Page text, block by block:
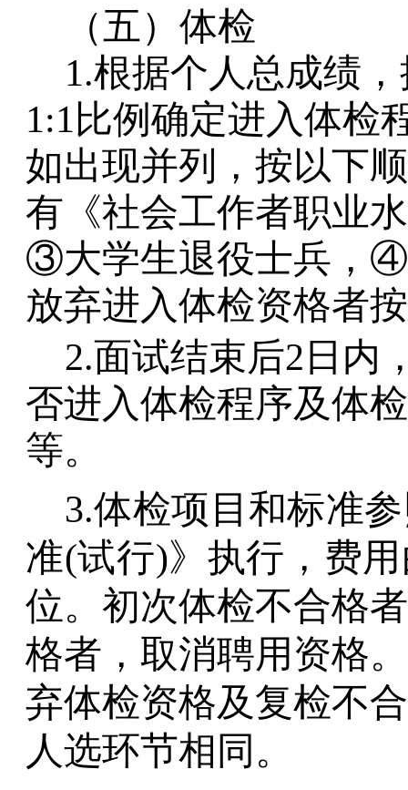
（五） 体检
1.根据个人总成绩
1:1 比例确定进入体检
如出现并列，按以下
有《社会工作者职业
③大学生退役士兵，④
放弃进入体检资格者
2.面试结束后2日内
否进入体检程序及体
等。
3.体检项目和标准
准(试行)》执行，费
位。初次体检不合格
格者，取消聘用资格
弃体检资格及复检不
人选环节相同。